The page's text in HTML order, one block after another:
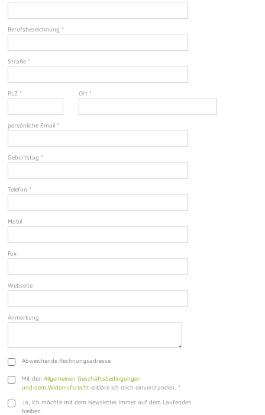
Berufsbezeichnung *
Straße *
PLZ * Ort *
persönliche Email *
Geburtstag *
Telefon *
Mobil
Fax
Webseite
Anmerkung
Abweichende Rechnungsadresse
Mit den Allgemeinen Geschäftsbedingungen
und dem Widerrufsrecht erkläre ich mich einverstanden. *
Ja, ich möchte mit dem Newsletter immer auf dem Laufenden
bleiben.